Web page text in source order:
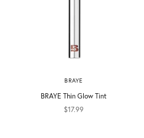
BRAYE
BRAYE Thin Glow Tint
促銷價
$17.99